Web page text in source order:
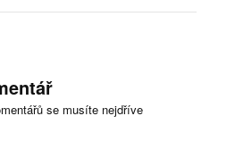
se musíte nejdříve